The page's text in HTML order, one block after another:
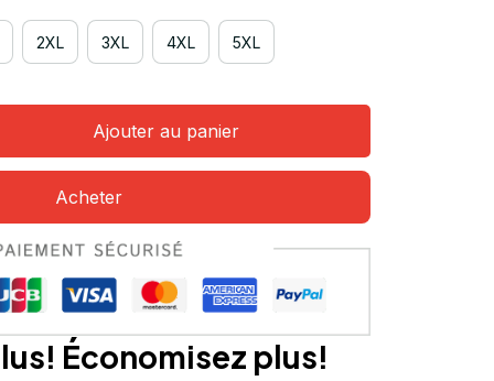
2XL 3XL 4XL 5XL
Ajouter au panier
Acheter
Économisez plus!